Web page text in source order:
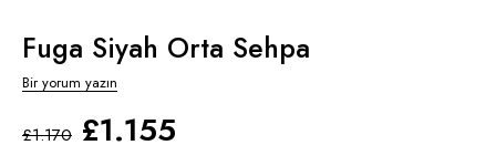
Fuga Siyah Orta Sehpa
Bir yorum yazın
£1.170 £1.155